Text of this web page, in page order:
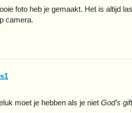
foto heb je gemaakt. Het is altijd
camera.
moet je hebben als je niet God’s